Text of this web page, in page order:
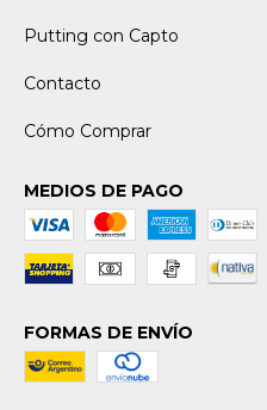
Putting con Capto
Contacto
Cómo Comprar
MEDIOS DE PAGO
FORMAS DE ENVÍO